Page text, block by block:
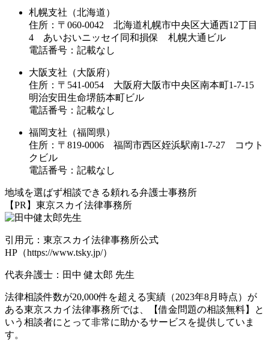
札幌支社（北海道）
住所：〒060-0042 北海道札幌市中央区大通西12丁目
4 あいおいニッセイ同和損保 札幌大通ビル
電話番号：記載なし
大阪支社（大阪府）
住所：〒541-0054 大阪府大阪市中央区南本町1-7-15
明治安田生命堺筋本町ビル
電話番号：記載なし
福岡支社（福岡県）
住所：〒819-0006 福岡市西区姪浜駅南1-7-27 コウト
クビル
電話番号：記載なし
地域を選ばず相談できる頼れる弁護士事務所
【PR】東京スカイ法律事務所
引用元：東京スカイ法律事務所公式
HP（https://www.tsky.jp/）
代表弁護士：田中 健太郎 先生
法律相談件数が20,000件を超える実績（2023年8月時点）が
ある東京スカイ法律事務所では、
【借金問題の相談無料】
と
いう相談者にとって非常に助かるサービスを提供していま
す。